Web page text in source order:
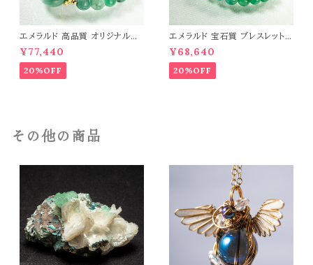
エメラルド 高品質 オリジナルデ
ザイン ブレスレット パワーストー
ン 天然石 t0545
¥77,440
20%OFF
エメラルド 宝石質 ブレスレット
パワーストーン 天然石 t0544
¥68,640
20%OFF
その他の商品